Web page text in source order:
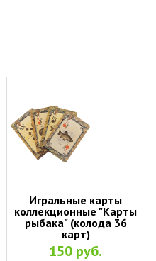
Игральные карты
коллекционные "Карты
рыбака" (колода 36
карт)
150 руб.